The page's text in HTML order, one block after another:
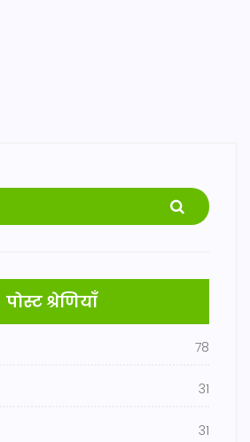
पोस्ट श्रेणियाँ
78
31
31